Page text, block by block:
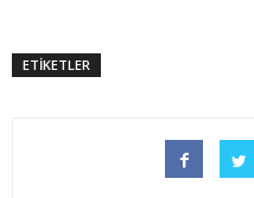
ETİKETLER